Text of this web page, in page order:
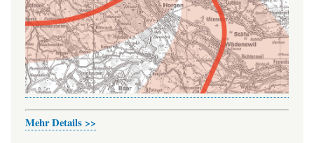
Mehr Details >>